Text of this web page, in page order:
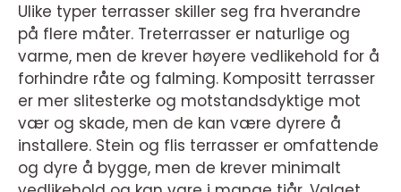
Ulike typer terrasser skiller seg fra hverandre
på flere måter. Treterrasser er naturlige og
varme, men de krever høyere vedlikehold for å
forhindre råte og falming. Kompositt terrasser
er mer slitesterke og motstandsdyktige mot
vær og skade, men de kan være dyrere å
installere. Stein og flis terrasser er omfattende
og dyre å bygge, men de krever minimalt